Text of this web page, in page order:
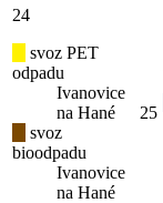
24
svoz PET
odpadu
Ivanovice
na Hané
svoz
bioodpadu
Ivanovice
na Hané
25